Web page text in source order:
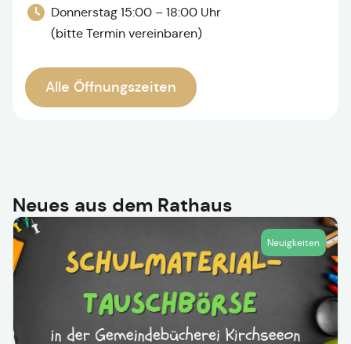
Donnerstag 15:00 – 18:00 Uhr
(bitte Termin vereinbaren)
Alle Öffnungszeiten
Neues aus dem Rathaus
Neuigkeiten